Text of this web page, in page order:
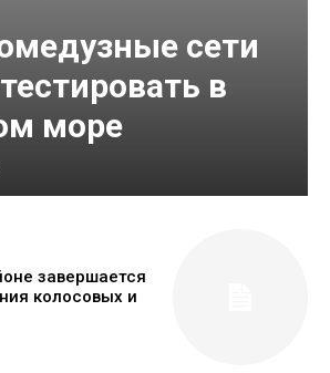
сети
в
море
завершается
колосовых и